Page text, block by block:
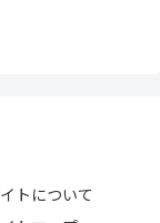
トについて